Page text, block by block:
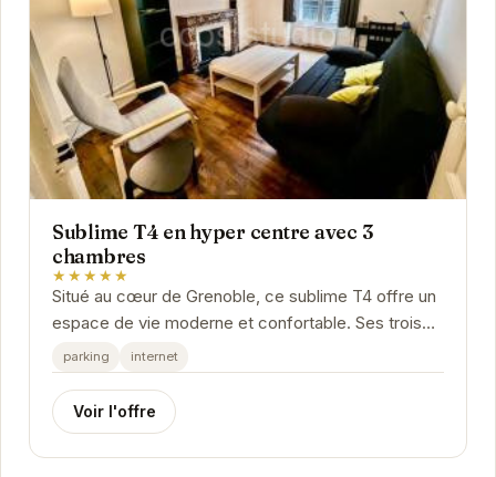
Sublime T4 en hyper centre avec 3
chambres
★★★★★
Situé au cœur de Grenoble, ce sublime T4 offre un
espace de vie moderne et confortable. Ses trois
chambres peuvent accueillir jusqu'à six...
parking internet
Voir l'offre